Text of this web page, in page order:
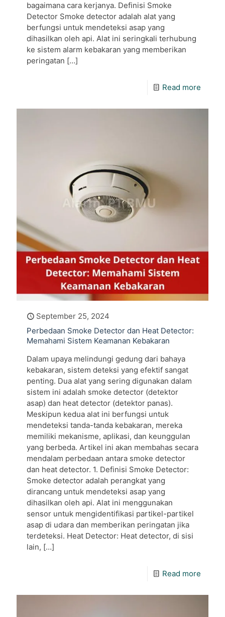
bagaimana cara kerjanya. Definisi Smoke
Detector Smoke detector adalah alat yang
berfungsi untuk mendeteksi asap yang
dihasilkan oleh api. Alat ini seringkali terhubung
ke sistem alarm kebakaran yang memberikan
peringatan […]
Read more
September 25, 2024
Perbedaan Smoke Detector dan Heat Detector:
Memahami Sistem Keamanan Kebakaran
Dalam upaya melindungi gedung dari bahaya
kebakaran, sistem deteksi yang efektif sangat
penting. Dua alat yang sering digunakan dalam
sistem ini adalah smoke detector (detektor
asap) dan heat detector (detektor panas).
Meskipun kedua alat ini berfungsi untuk
mendeteksi tanda-tanda kebakaran, mereka
memiliki mekanisme, aplikasi, dan keunggulan
yang berbeda. Artikel ini akan membahas secara
mendalam perbedaan antara smoke detector
dan heat detector. 1. Definisi Smoke Detector:
Smoke detector adalah perangkat yang
dirancang untuk mendeteksi asap yang
dihasilkan oleh api. Alat ini menggunakan
sensor untuk mengidentifikasi partikel-partikel
asap di udara dan memberikan peringatan jika
terdeteksi. Heat Detector: Heat detector, di sisi
lain, […]
Read more